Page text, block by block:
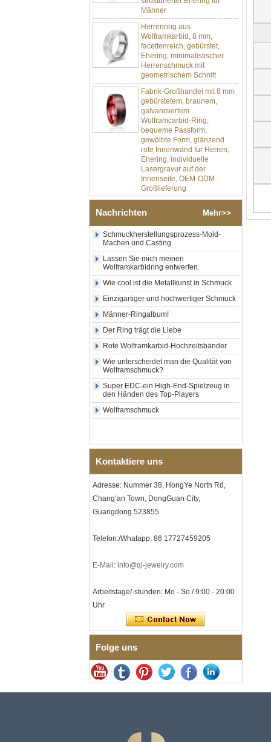
Männer
Herrenring aus
Wolframkarbid, 8 mm,
facettenreich, gebürstet,
Ehering, minimalistischer
Herrenschmuck mit
geometrischem Schnitt
Fabrik-Großhandel mit 8 mm
gebürstetem, braunem,
galvanisiertem
Wolframcarbid-Ring,
bequeme Passform,
gewölbte Form, glänzend
rote Innenwand für Herren,
Ehering, individuelle
Lasergravur auf der
Innenseite, OEM-ODM-
Großlieferung
Fabrikgroßhandel mit 8 mm
Wolframkarbid-Ring,
zentraler Einlage aus
zerkleinertem blauem Opal
mit synthetischem
Malachitstreifen, Herren-
Ehering, individuelle innere
Lasergravur, OEM-ODM-
Großlieferung
Fabrikgroßhandel mit
schwarzem, poliertem,
quadratischem Siegelring
aus Wolframkarbid,
Holzeinlage mit Abalone-
Muschel-Kreuzmuster,
religiöser Statement-Ring für
Männer, individuelle
Innengravur, OEM-ODM-
Großlieferung
Fabrikgroßhandel mit 8 mm
roségoldenem,
Themen-Ehering für Männer,
Lasergravur, OEM-ODM-
Großlieferung
Herren-I-Links-Armband aus
schwarzem Zirkonoxid-
316L-Doppeldruck-
Germaniumstein-Therapie-
Damenarmband aus
Edelstahl 316L, EN1811-
zertifiziertes
Feingliederarmband mit
Herrenring aus
gehämmertem, facettiertem
Wolframcarbid, 8 mm
Comfort Fit, geometrisch
Herrenring aus
Nachrichten Mehr>>
Schmuckherstellungsprozess-Mold-
Machen und Casting
Lassen Sie mich meinen
Wolframkarbidring entwerfen.
Wie cool ist die Metallkunst in Schmuck
Einzigartiger und hochwertiger Schmuck
Männer-Ringalbum!
Der Ring trägt die Liebe
Rote Wolframkarbid-Hochzeitsbänder
Wie unterscheidet man die Qualität von
Wolframschmuck?
Super EDC-ein High-End-Spielzeug in
den Händen des Top-Players
Wolframschmuck
Kontaktiere uns
Adresse: Nummer 38, HongYe North Rd,
Chang’an Town, DongGuan City,
Guangdong 523855
Telefon:/Whatapp: 86 17727459205
E-Mail: info@ql-jewelry.com
Arbeitstage/-stunden: Mo - So / 9:00 - 20:00
Uhr
Folge uns